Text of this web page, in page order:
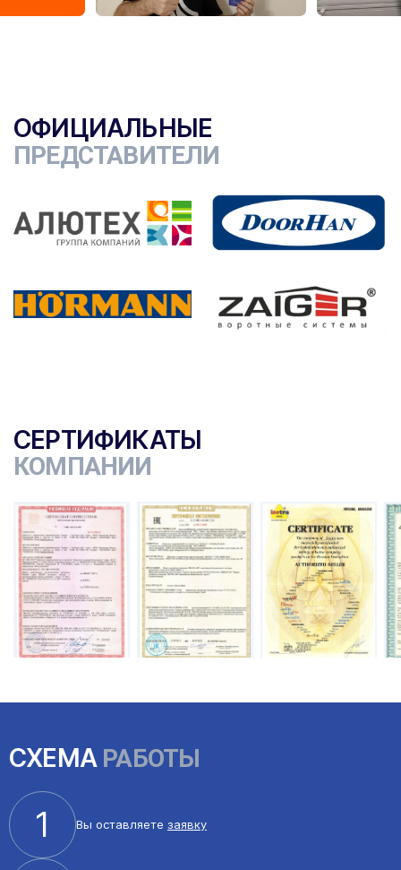
ОФИЦИАЛЬНЫЕ
ПРЕДСТАВИТЕЛИ
СЕРТИФИКАТЫ
КОМПАНИИ
СХЕМАРАБОТЫ
1 Вы оставляете заявку